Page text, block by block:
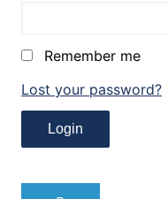
Remember me
Lost your password?